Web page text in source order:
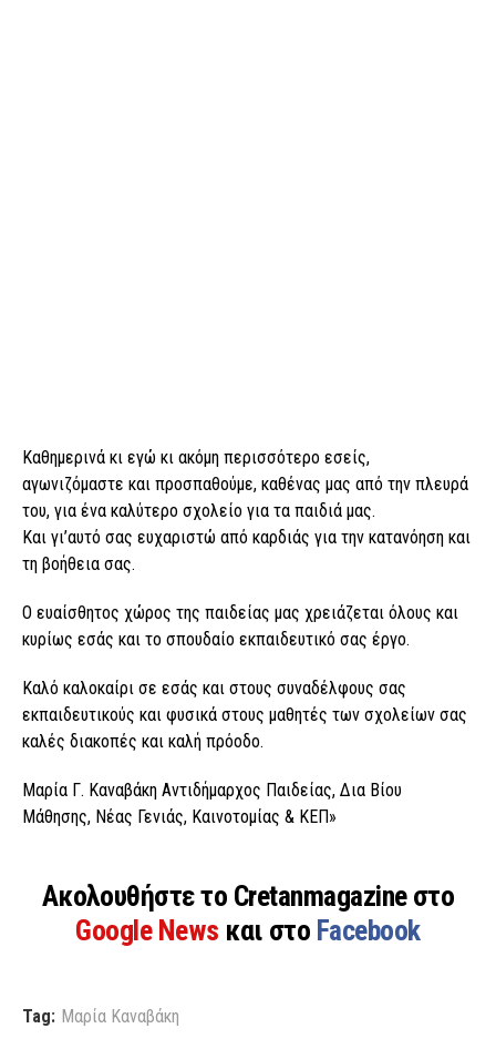
Καθημερινά κι εγώ κι ακόμη περισσότερο εσείς,
αγωνιζόμαστε και προσπαθούμε, καθένας μας από την πλευρά
του, για ένα καλύτερο σχολείο για τα παιδιά μας.
Και γι’αυτό σας ευχαριστώ από καρδιάς για την κατανόηση και
τη βοήθεια σας.
Ο ευαίσθητος χώρος της παιδείας μας χρειάζεται όλους και
κυρίως εσάς και το σπουδαίο εκπαιδευτικό σας έργο.
Καλό καλοκαίρι σε εσάς και στους συναδέλφους σας
εκπαιδευτικούς και φυσικά στους μαθητές των σχολείων σας
καλές διακοπές και καλή πρόοδο.
Μαρία Γ. Καναβάκη Αντιδήμαρχος Παιδείας, Δια Βίου
Μάθησης, Νέας Γενιάς, Καινοτομίας & ΚΕΠ»
Ακολουθήστε το Cretanmagazine στο
Google News και στο Facebook
Tag: Μαρία Καναβάκη